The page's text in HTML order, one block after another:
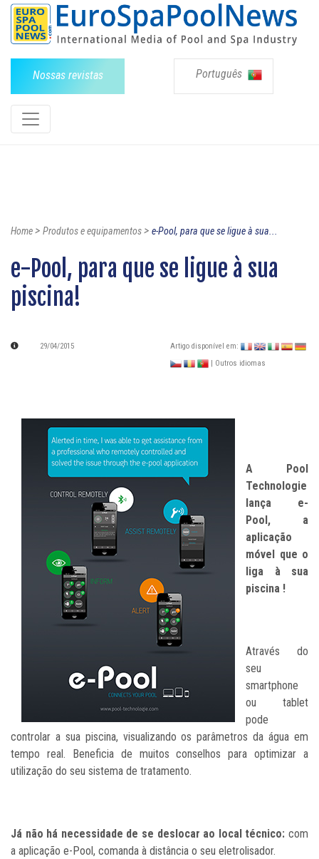
Nossas revistas Português
Home> Produtos e equipamentos> e-Pool, para que se ligue à sua...
e-Pool, para que se ligue à sua
piscina!
29/04/2015
Artigo disponível em:
| Outros idiomas
A Pool
Technologie
lança e-
Pool, a
aplicação
móvel que o
liga à sua
piscina !
Através do
seu
smartphone
ou tablet
pode
controlar a sua piscina, visualizando os parâmetros da água em
tempo real. Beneficia de muitos conselhos para optimizar a
utilização do seu sistema de tratamento.
Já não há necessidade de se deslocar ao local técnico: com
a aplicação e-Pool, comanda à distância o seu eletrolisador.